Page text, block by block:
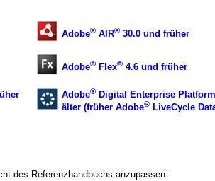
Adobe® AIR® 30.0 und früher
Adobe® Flex® 4.6 und früher
Adobe® Digital Enterprise
älter (früher Adobe® LiveCycle
des Referenzhandbuchs anzupassen: